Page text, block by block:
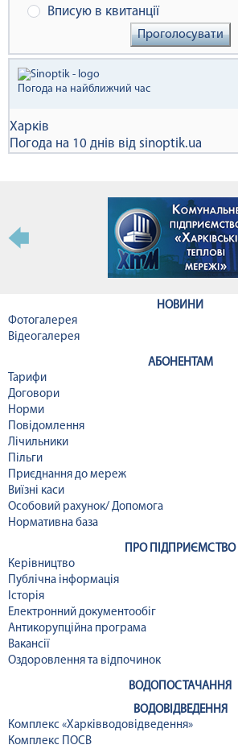
Вписую в квитанції
Проголосувати
Погода на найближчий час
Харків
Погода на 10 днів від sinoptik.ua
НОВИНИ
Фотогалерея
Відеогалерея
АБОНЕНТАМ
Тарифи
Договори
Норми
Повідомлення
Лічильники
Пільги
Приєднання до мереж
Виїзні каси
Особовий рахунок/ Допомога
Нормативна база
ПРО ПІДПРИЄМСТВО
Керівництво
Публічна інформація
Історія
Електронний документообіг
Антикорупційна програма
Вакансії
Оздоровлення та відпочинок
ВОДОПОСТАЧАННЯ
ВОДОВІДВЕДЕННЯ
Комплекс «Харківводовідведення»
Комплекс ПОСВ